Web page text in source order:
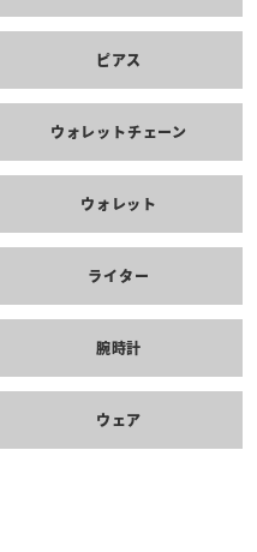
ピアス
ウォレットチェーン
ウォレット
ライター
腕時計
ウェア